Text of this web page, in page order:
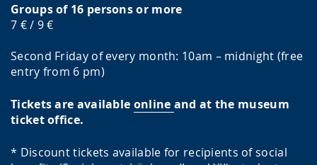
Groups of 16 persons or more
7 € / 9 €
Second Friday of every month: 10am – midnight (free
entry from 6 pm)
Tickets are available online and at the museum
ticket office.
* Discount tickets available for recipients of social